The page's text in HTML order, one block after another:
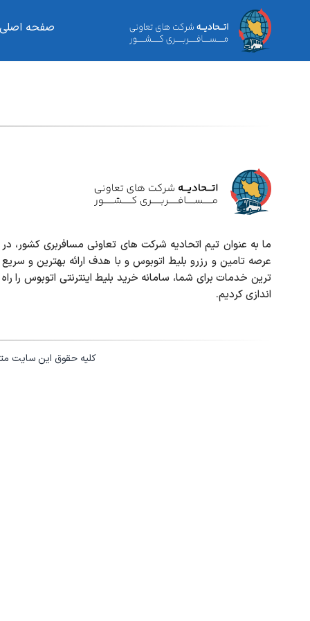
صفحه اصلی
ما به عنوان تیم اتحادیه شرکت های تعاونی مسافربری کشور، در
عرصه تامین و رزرو بلیط اتوبوس و با هدف ارائه بهترین و سریع
ترین خدمات برای شما، سامانه خرید بلیط اینترنتی اتوبوس را راه
اندازی کردیم.
کلیه حقوق این سایت